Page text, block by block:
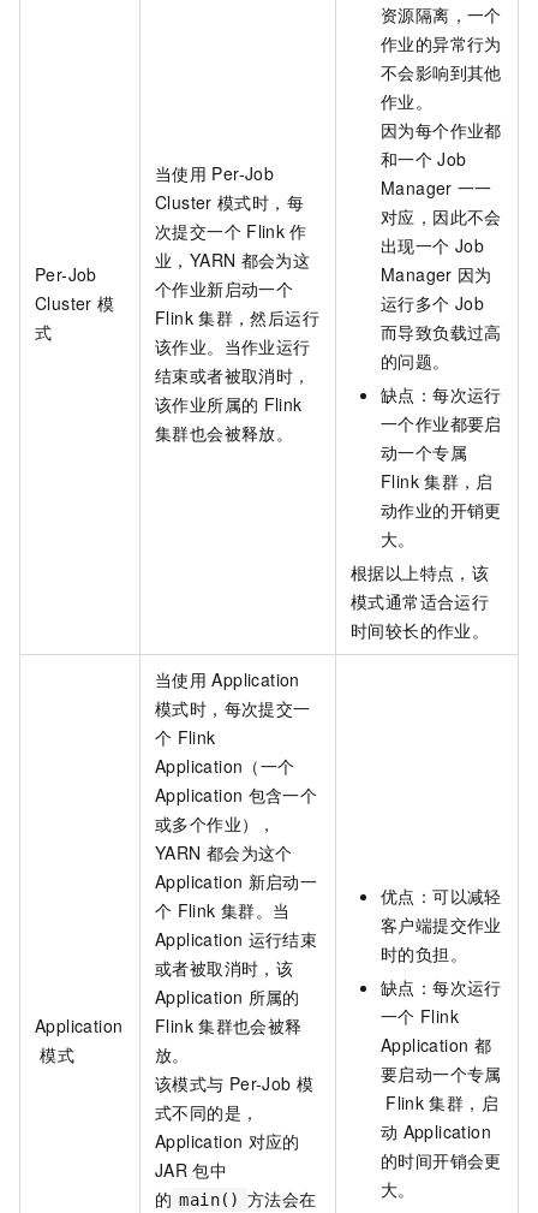
Per-Job
Cluster 模
式
当使用 Per-Job
Cluster 模式时，每
次提交一个 Flink 作
业，YARN 都会为这
个作业新启动一个
Flink 集群，然后运行
该作业。当作业运行
结束或者被取消时，
该作业所属的 Flink
集群也会被释放。
资源隔离，一个
作业的异常行为
不会影响到其他
作业。
因为每个作业都
和一个 Job
Manager 一一
对应，因此不会
出现一个 Job
Manager 因为
运行多个 Job
而导致负载过高
的问题。
缺点：每次运行
一个作业都要启
动一个专属
Flink 集群，启
动作业的开销更
大。
根据以上特点，该
模式通常适合运行
时间较长的作业。
Application
模式
当使用 Application
模式时，每次提交一
个 Flink
Application（一个
Application 包含一个
或多个作业），
YARN 都会为这个
Application 新启动一
个 Flink 集群。当
Application 运行结束
或者被取消时，该
Application 所属的
Flink 集群也会被释
放。
该模式与 Per-Job 模
式不同的是，
Application 对应的
JAR 包中
的 main() 方法会在
优点：可以减轻
客户端提交作业
时的负担。
缺点：每次运行
一个 Flink
Application 都
要启动一个专属
Flink 集群，启
动 Application
的时间开销会更
大。